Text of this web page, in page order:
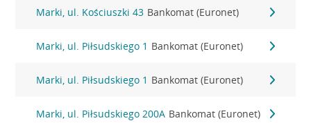
Marki, ul. Kościuszki 43 Bankomat (Euronet)
Marki, ul. Piłsudskiego 1 Bankomat (Euronet)
Marki, ul. Piłsudskiego 1 Bankomat (Euronet)
Marki, ul. Piłsudskiego 200A Bankomat (Euronet)